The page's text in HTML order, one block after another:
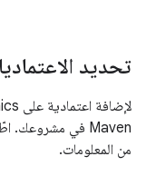
تحديد
Maven في مشروعك. اطّلِع على
من المعلومات.